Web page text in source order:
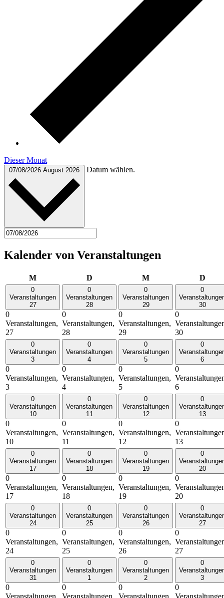
Dieser Monat
07/08/2026 August 2026 Datum wählen.
Kalender von Veranstaltungen
MMontag DDienstag MMittwoch D
0
Veranstaltungen
27
0
Veranstaltungen,
27
0
Veranstaltungen
28
0
Veranstaltungen,
28
0
Veranstaltungen
29
0
Veranstaltungen,
29
0
30
0
30
0
Veranstaltungen
3
0
Veranstaltungen,
3
0
Veranstaltungen
4
0
Veranstaltungen,
4
0
Veranstaltungen
5
0
Veranstaltungen,
5
0
6
0
6
0
Veranstaltungen
10
0
Veranstaltungen,
10
0
Veranstaltungen
11
0
Veranstaltungen,
11
0
Veranstaltungen
12
0
Veranstaltungen,
12
0
13
0
13
0
Veranstaltungen
17
0
Veranstaltungen,
17
0
Veranstaltungen
18
0
Veranstaltungen,
18
0
Veranstaltungen
19
0
Veranstaltungen,
19
0
20
0
20
0
Veranstaltungen
24
0
Veranstaltungen,
24
0
Veranstaltungen
25
0
Veranstaltungen,
25
0
Veranstaltungen
26
0
Veranstaltungen,
26
0
27
0
27
0
Veranstaltungen
31
0
Veranstaltungen,
0
Veranstaltungen
1
0
Veranstaltungen,
0
Veranstaltungen
2
0
Veranstaltungen,
0
3
0